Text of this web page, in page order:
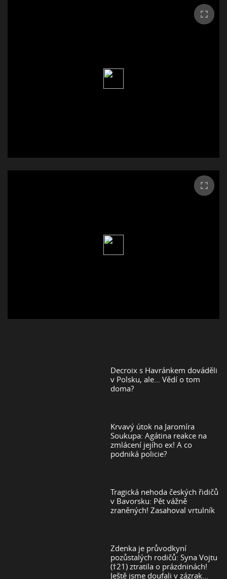
Decroix s Havránkem dováděli
v Polsku, ale… Vědí o tom
doma?
Krvavý útok na Jaromíra
Soukupa: Agátina reakce na
zmlácení jejího ex! A co
podniká policie?
Tragická nehoda českých řidičů
v Bavorsku: Pět vážně
zraněných! Zasahoval vrtulník
Zdenka je průvodkyní
pozůstalých rodičů: Syna Vojtu
(†21) ztratila o prázdninách!
Ještě jsme doufali v zázrak…